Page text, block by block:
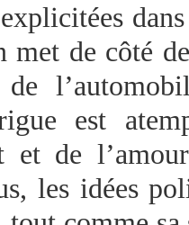
met de côté
est
et de
les idées